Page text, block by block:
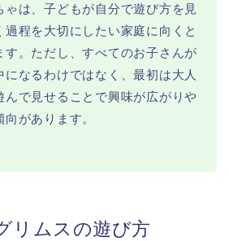
ゃは、子どもが自分で遊び方を見
過程を大切にしたい家庭に向くと
す。ただし、すべてのお子さんが
になるわけではなく、最初は大人
んで見せることで興味が広がりや
があります。
リムスの遊び方